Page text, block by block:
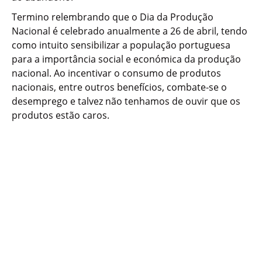
Termino relembrando que o Dia da Produção
Nacional é celebrado anualmente a 26 de abril, tendo
como intuito sensibilizar a população portuguesa
para a importância social e económica da produção
nacional. Ao incentivar o consumo de produtos
nacionais, entre outros benefícios, combate-se o
desemprego e talvez não tenhamos de ouvir que os
produtos estão caros.